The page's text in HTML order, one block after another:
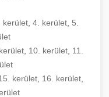
kerület 4. kerület 5.
, 10. kerület, 11.
kerület 16. kerület